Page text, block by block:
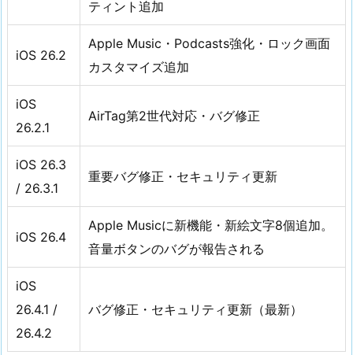
ティント追加
iOS 26.2
Apple Music・Podcasts強化・ロック画面
カスタマイズ追加
iOS
26.2.1
AirTag第2世代対応・バグ修正
iOS 26.3
/ 26.3.1
重要バグ修正・セキュリティ更新
iOS 26.4
Apple Musicに新機能・新絵文字8個追加。
音量ボタンのバグが報告される
iOS
26.4.1 /
26.4.2
バグ修正・セキュリティ更新（最新）